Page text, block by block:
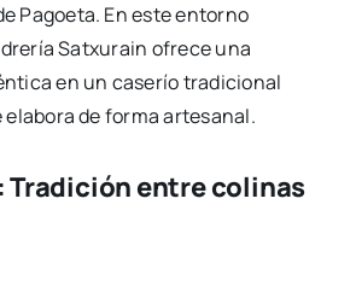
Pagoeta. En este entorno
Satxurain ofrece una
en un caserío tradicional
elabora de forma artesanal.
Tradición entre colinas